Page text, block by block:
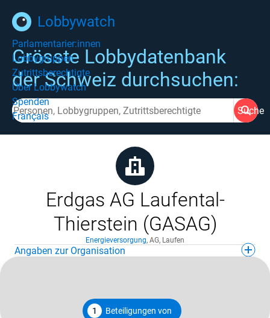
Lobbywatch
Parlamentarier:innen
Lobbygruppen
Zutrittsberechtigte
Über Lobbywatch
Spenden
Français
Grösste Lobbydatenbank
der Schweiz durchsuchen:
Suche
Erdgas AG Laufental-
Thierstein (GASAG)
Energieversorgung, AG, Laufen
Angaben zur Organisation
1 Beteiligungen von